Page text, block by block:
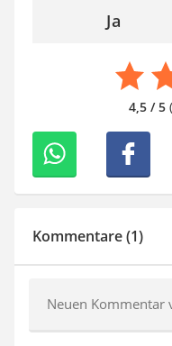
Ja
4,5 / 5
Kommentare (1)
Neuen Kommentar